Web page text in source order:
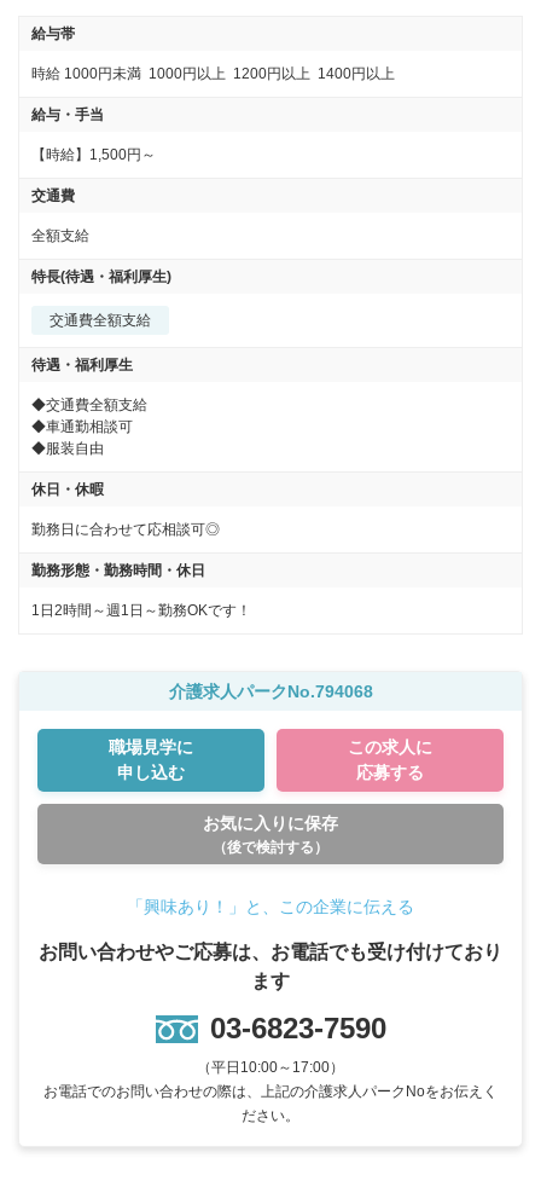
給与帯
時給 1000円未満 1000円以上 1200円以上 1400円以上
給与・手当
【時給】1,500円～
交通費
全額支給
特長(待遇・福利厚生)
交通費全額支給
待遇・福利厚生
◆交通費全額支給
◆車通勤相談可
◆服装自由
休日・休暇
勤務日に合わせて応相談可◎
勤務形態・勤務時間・休日
1日2時間～週1日～勤務OKです！
介護求人パークNo.794068
職場見学に
申し込む
この求人に
応募する
お気に入りに保存
（後で検討する）
「興味あり！」と、この企業に伝える
お問い合わせやご応募は、お電話でも受け付けており
ます
03-6823-7590
（平日10:00～17:00）
お電話でのお問い合わせの際は、上記の介護求人パークNoをお伝えく
ださい。